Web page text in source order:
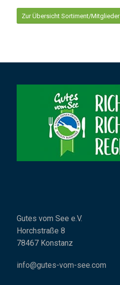
Zur Übersicht Sortiment/Mitglieder
Gutes vom See e.V.
Horchstraße 8
78467 Konstanz
info@gutes-vom-see.com